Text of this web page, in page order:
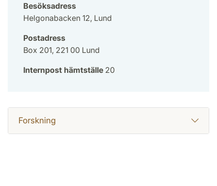
Besöksadress
Helgonabacken 12, Lund
Postadress
Box 201, 221 00 Lund
Internpost hämtställe 20
Forskning